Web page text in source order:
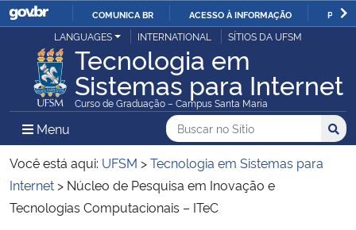
IR
PARA
O
CONTEÚDO
COMUNICA BR ACESSO À INFORMAÇÃO
Ministério da Justiça e Segurança Pública
Ministério da Defesa
Ministério das Relações Exteriores
Ministério da Economia
LANGUAGES INTERNATIONAL SÍTIOS DA UFSM
Tecnologia em
Sistemas para Internet
Curso de Graduação – Campus Santa Maria
Menu Menu Principal do Sítio
Busca
Buscar no no Sítio
Busca:
Você está aqui: UFSM >Tecnologia em Sistemas para
Internet > Núcleo de Pesquisa em Inovação e
Tecnologias Computacionais – ITeC